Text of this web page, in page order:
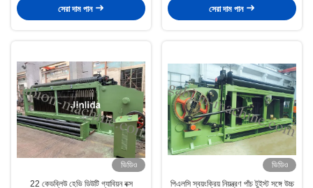
সেরা দাম পান সেরা দাম পান
ভিডিও
22 কেডব্লিউ হেভি ডিউটি ​​গ্যাবিয়ন বক্স
ভিডিও
পিএলসি স্বয়ংক্রিয় নিয়ন্ত্রণ পাঁচ টুইস্ট সঙ্গে উচ্চ